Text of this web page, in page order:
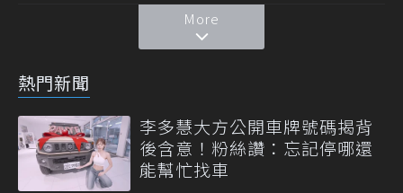
More
熱門新聞
李多慧大方公開車牌號碼揭背
後含意！粉絲讚：忘記停哪還
能幫忙找車